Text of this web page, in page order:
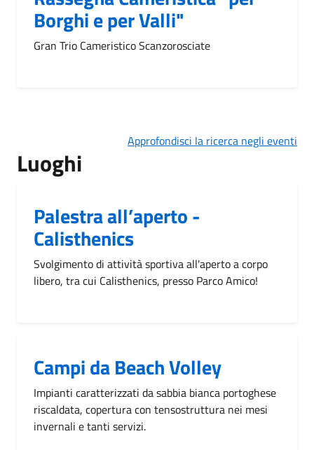
Borghi e per Valli"
Gran Trio Cameristico Scanzorosciate
Approfondisci la ricerca negli eventi
Luoghi
Palestra all’aperto -
Calisthenics
Svolgimento di attività sportiva all'aperto a corpo
libero, tra cui Calisthenics, presso Parco Amico!
Campi da Beach Volley
Impianti caratterizzati da sabbia bianca portoghese
riscaldata, copertura con tensostruttura nei mesi
invernali e tanti servizi.